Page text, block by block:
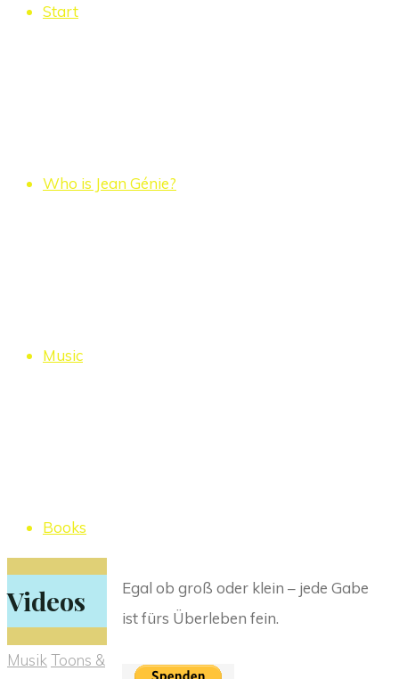
Start
Who is Jean Génie?
Music
Books
Videos
Musik Toons &
Egal ob groß oder klein – jede Gabe
ist fürs Überleben fein.